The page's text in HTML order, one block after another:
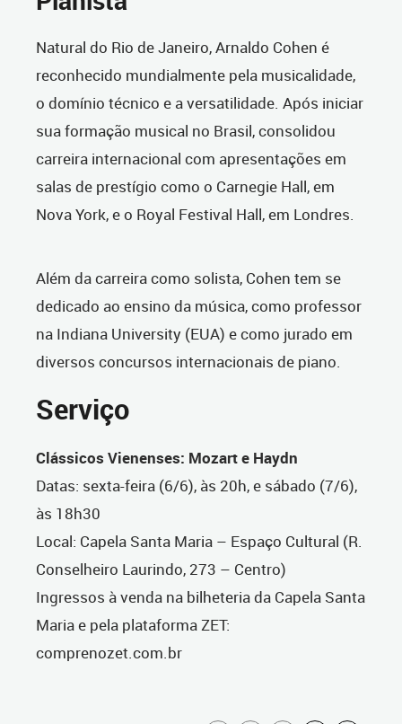
Natural do Rio de Janeiro, Arnaldo Cohen é
reconhecido mundialmente pela musicalidade,
o domínio técnico e a versatilidade. Após iniciar
sua formação musical no Brasil, consolidou
carreira internacional com apresentações em
salas de prestígio como o Carnegie Hall, em
Nova York, e o Royal Festival Hall, em Londres.
Além da carreira como solista, Cohen tem se
dedicado ao ensino da música, como professor
na Indiana University (EUA) e como jurado em
diversos concursos internacionais de piano.
Serviço
Clássicos Vienenses: Mozart e Haydn
Datas: sexta-feira (6/6), às 20h, e sábado (7/6),
às 18h30
Local: Capela Santa Maria – Espaço Cultural (R.
Conselheiro Laurindo, 273 – Centro)
Ingressos à venda na bilheteria da Capela Santa
Maria e pela plataforma ZET:
comprenozet.com.br